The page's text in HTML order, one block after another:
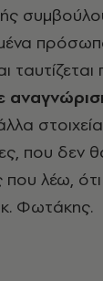
που δεν
λέω,
Φωτάκης.